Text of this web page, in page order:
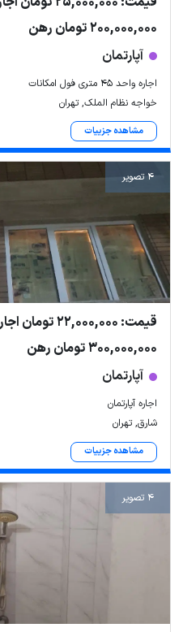
200,000,000 تومان رهن
آپارتمان
اجاره واحد ۴۵ متری فول امکانات
خواجه نظام الملک, تهران
مشاهده جزییات
4 تصویر
قیمت: 22,000,000 تومان اجاره
300,000,000 تومان رهن
آپارتمان
اجاره آپارتمان
شارق, تهران
مشاهده جزییات
4 تصویر